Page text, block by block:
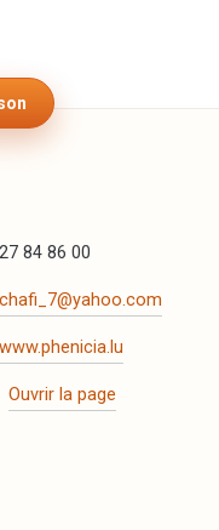
27 84 86 00
chafi_7@yahoo.com
www.phenicia.lu
Ouvrir la page